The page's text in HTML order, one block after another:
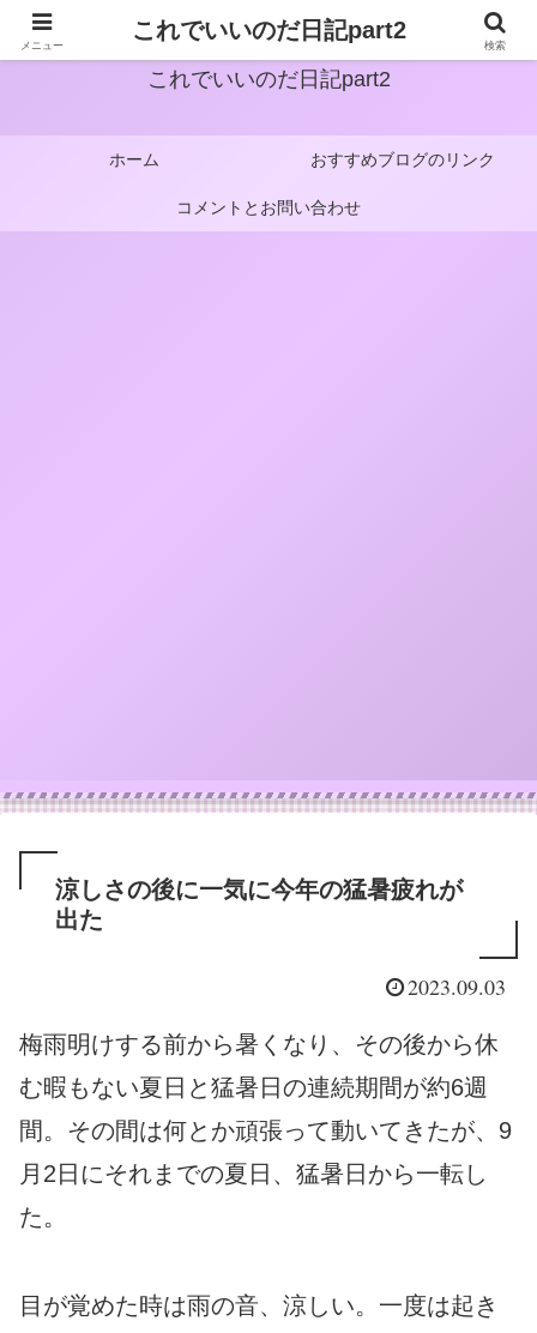
これでいいのだ日記part2
ホーム おすすめブログのリンク
コメントとお問い合わせ
涼しさの後に一気に今年の猛暑疲れが
出た
2023.09.03
梅雨明けする前から暑くなり、その後から休
む暇もない夏日と猛暑日の連続期間が約6週
間。その間は何とか頑張って動いてきたが、9
月2日にそれまでの夏日、猛暑日から一転し
た。
目が覚めた時は雨の音、涼しい。一度は起き
メニュー
これでいいのだ日記part2
検索